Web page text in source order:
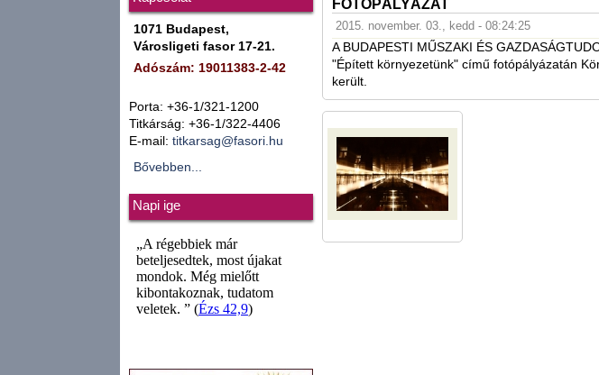
1071 Budapest,
Városligeti fasor 17-21.
Adószám: 19011383-2-42
Porta: +36-1/321-1200
Titkárság: +36-1/322-4406
E-mail: titkarsag@fasori.hu
Bővebben...
Napi ige
FOTOPÁLYÁZAT
2015. november. 03., kedd - 08:24:25
A BUDAPESTI MŰSZAKI ÉS
"Épített környezetünk" című fotópályázatán
került.